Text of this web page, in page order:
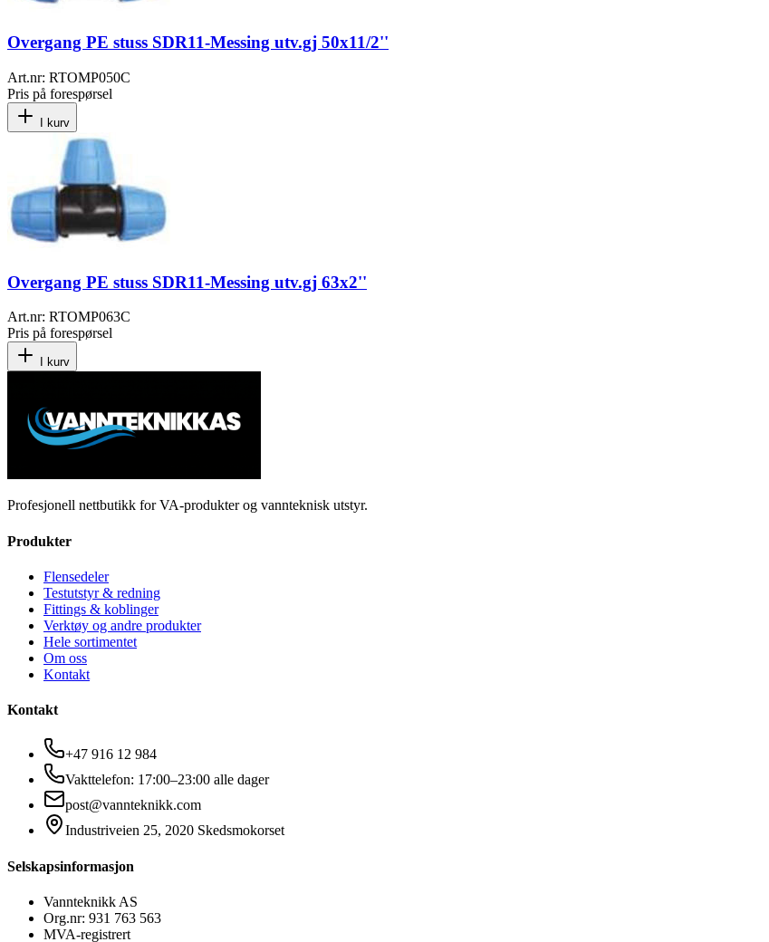
Overgang PE stuss SDR11-Messing utv.gj 50x11/2''
Art.nr: RTOMP050C
Pris på forespørsel
I kurv
Overgang PE stuss SDR11-Messing utv.gj 63x2''
Art.nr: RTOMP063C
Pris på forespørsel
I kurv
Profesjonell nettbutikk for VA-produkter og vannteknisk utstyr.
Produkter
Flensedeler
Testutstyr & redning
Fittings & koblinger
Verktøy og andre produkter
Hele sortimentet
Om oss
Kontakt
Kontakt
+47 916 12 984
Vakttelefon: 17:00–23:00 alle dager
post@vannteknikk.com
Industriveien 25, 2020 Skedsmokorset
Selskapsinformasjon
Vannteknikk AS
Org.nr: 931 763 563
MVA-registrert